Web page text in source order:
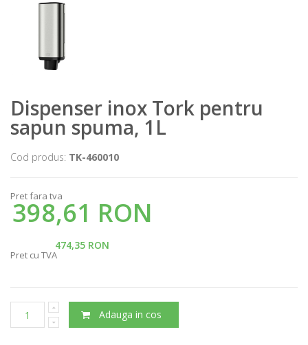
Dispenser inox Tork pentru
sapun spuma, 1L
Cod produs: TK-460010
Pret fara tva
398,61 RON
474,35 RON
Pret cu TVA
Adauga in cos